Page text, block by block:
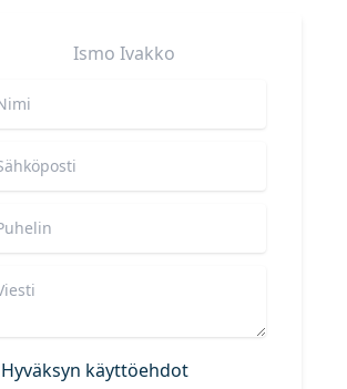
Ismo Ivakko
Hyväksyn käyttöehdot